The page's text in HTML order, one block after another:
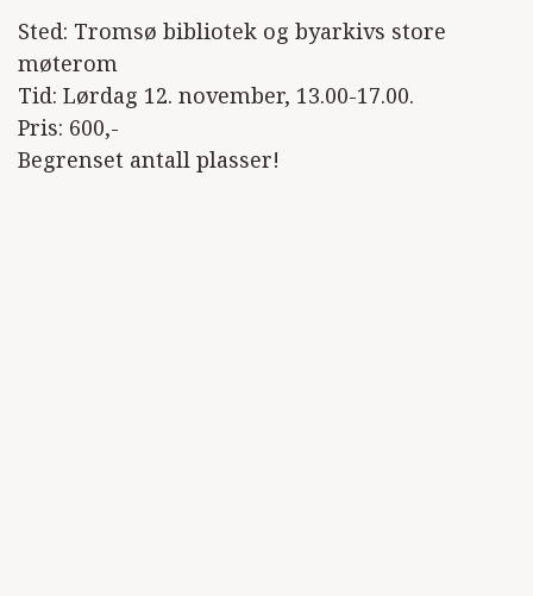
Sted: Tromsø bibliotek og byarkivs store
møterom
Tid: Lørdag 12. november, 13.00-17.00.
Pris: 600,-
Begrenset antall plasser!